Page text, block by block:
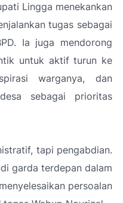
Lingga menekankan
tugas sebagai
Ia juga mendorong
untuk aktif turun ke
warganya, dan
sebagai prioritas
tapi pengabdian.
garda terdepan dalam
persoalan